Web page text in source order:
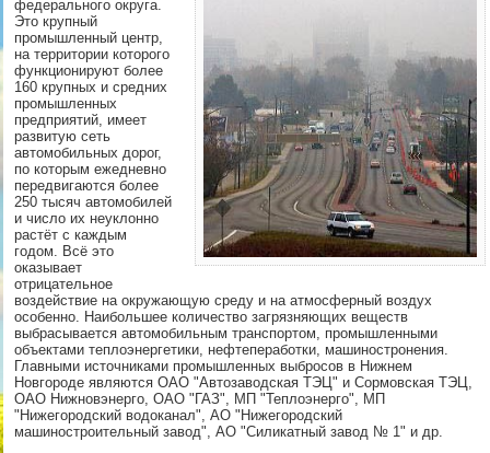
федерального округа.
Это крупный
промышленный центр,
на территории которого
функционируют более
160 крупных и средних
промышленных
предприятий, имеет
развитую сеть
автомобильных дорог,
по которым ежедневно
передвигаются более
250 тысяч автомобилей
и число их неуклонно
растёт с каждым
годом. Всё это
оказывает
отрицательное
воздействие на окружающую среду и на атмосферный воздух
особенно. Наибольшее количество загрязняющих веществ
выбрасывается автомобильным транспортом, промышленными
объектами теплоэнергетики, нефтепеработки, машиностронения.
Главными источниками промышленных выбросов в Нижнем
Новгороде являются ОАО "Автозаводская ТЭЦ" и Сормовская ТЭЦ,
ОАО Нижновэнерго, ОАО "ГАЗ", МП "Теплоэнерго", МП
"Нижегородский водоканал", АО "Нижегородский
машиностроительный завод", АО "Силикатный завод № 1" и др.